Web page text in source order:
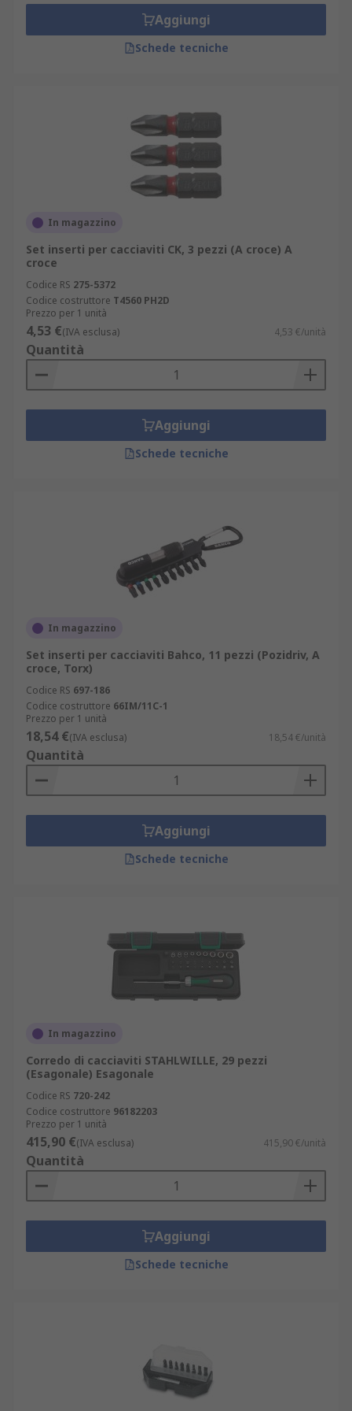
Aggiungi
Schede tecniche
In magazzino
Set inserti per cacciaviti CK, 3 pezzi (A croce) A
croce
Codice RS 275-5372
Codice costruttore T4560 PH2D
Prezzo per 1 unità
4,53 €(IVA esclusa) 4,53 €/unità
Quantità
Aggiungi
Schede tecniche
In magazzino
Set inserti per cacciaviti Bahco, 11 pezzi (Pozidriv, A
croce, Torx)
Codice RS 697-186
Codice costruttore 66IM/11C-1
Prezzo per 1 unità
18,54 €(IVA esclusa) 18,54 €/unità
Quantità
Aggiungi
Schede tecniche
In magazzino
Corredo di cacciaviti STAHLWILLE, 29 pezzi
(Esagonale) Esagonale
Codice RS 720-242
Codice costruttore 96182203
Prezzo per 1 unità
415,90 €(IVA esclusa) 415,90 €/unità
Quantità
Aggiungi
Schede tecniche